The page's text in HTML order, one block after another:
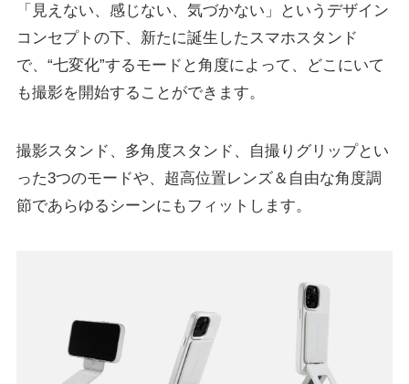
「見えない、感じない、気づかない」というデザイン
コンセプトの下、新たに誕生したスマホスタンド
で、“七変化”するモードと角度によって、どこにいて
も撮影を開始することができます。
撮影スタンド、多角度スタンド、自撮りグリップとい
った3つのモードや、超高位置レンズ＆自由な角度調
節であらゆるシーンにもフィットします。